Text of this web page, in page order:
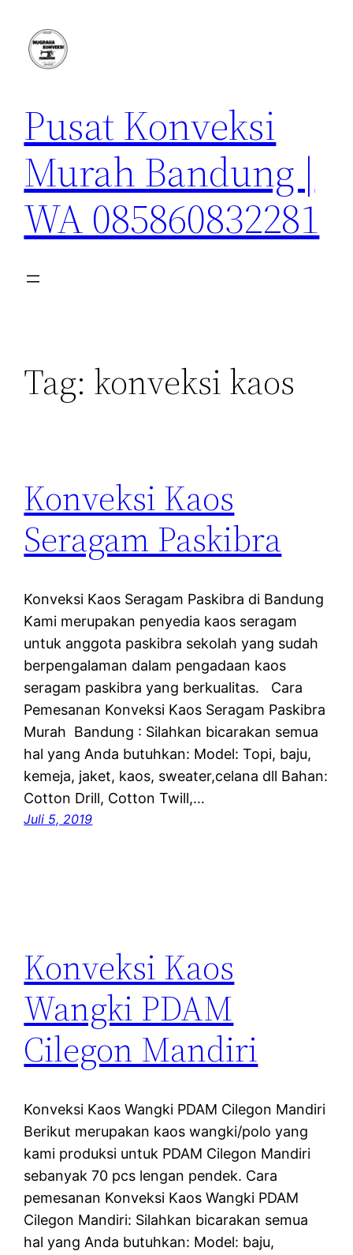
konten
Pusat Konveksi
Murah Bandung |
WA 085860832281
Tag: konveksi kaos
Konveksi Kaos
Seragam Paskibra
Konveksi Kaos Seragam Paskibra di Bandung
Kami merupakan penyedia kaos seragam
untuk anggota paskibra sekolah yang sudah
berpengalaman dalam pengadaan kaos
seragam paskibra yang berkualitas. Cara
Pemesanan Konveksi Kaos Seragam Paskibra
Murah Bandung : Silahkan bicarakan semua
hal yang Anda butuhkan: Model: Topi, baju,
kemeja, jaket, kaos, sweater,celana dll Bahan:
Cotton Drill, Cotton Twill,…
Juli 5, 2019
Konveksi Kaos
Wangki PDAM
Cilegon Mandiri
Konveksi Kaos Wangki PDAM Cilegon Mandiri
Berikut merupakan kaos wangki/polo yang
kami produksi untuk PDAM Cilegon Mandiri
sebanyak 70 pcs lengan pendek. Cara
pemesanan Konveksi Kaos Wangki PDAM
Cilegon Mandiri: Silahkan bicarakan semua
hal yang Anda butuhkan: Model: baju,